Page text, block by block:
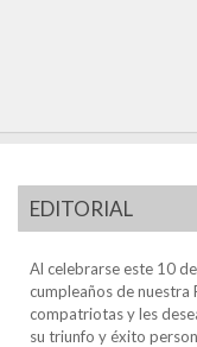
EDITORIAL
Al celebrarse este 10
cumpleaños de nuestra
compatriotas y les
su triunfo y éxito